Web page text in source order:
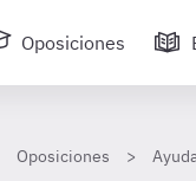
Oposiciones
Oposiciones